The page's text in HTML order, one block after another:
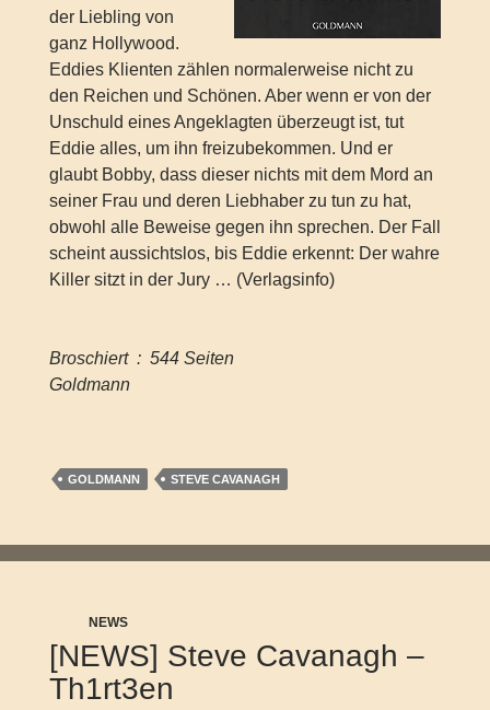
der Liebling von
ganz Hollywood.
Eddies Klienten zählen normalerweise nicht zu
den Reichen und Schönen. Aber wenn er von der
Unschuld eines Angeklagten überzeugt ist, tut
Eddie alles, um ihn freizubekommen. Und er
glaubt Bobby, dass dieser nichts mit dem Mord an
seiner Frau und deren Liebhaber zu tun zu hat,
obwohl alle Beweise gegen ihn sprechen. Der Fall
scheint aussichtslos, bis Eddie erkennt: Der wahre
Killer sitzt in der Jury … (Verlagsinfo)
Broschiert ‏ : ‎ 544 Seiten
Goldmann
GOLDMANN STEVE CAVANAGH
NEWS
[NEWS] Steve Cavanagh –
Th1rt3en